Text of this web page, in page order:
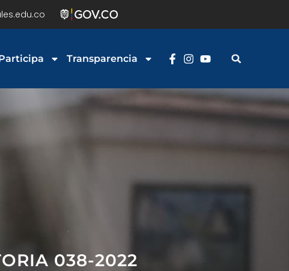
Transparencia
038-2022